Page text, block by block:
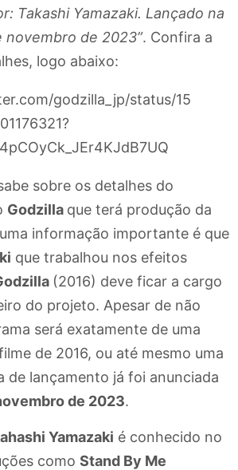
Takashi Yamazaki. Lançado na
de 2023”. Confira a
logo abaixo:
godzilla_jp/status/15
sobre os detalhes do
Godzilla que terá produção da
informação importante é que
que trabalhou nos efeitos
(2016) deve ficar a cargo
do projeto. Apesar de não
será exatamente de uma
de 2016, ou até mesmo uma
de lançamento já foi anunciada
de 2023.
Yamazaki é conhecido no
como Stand By Me